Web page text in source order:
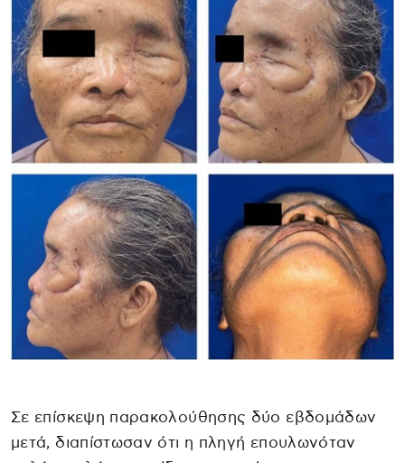
Σε επίσκεψη παρακολούθησης δύο εβδομάδων
μετά, διαπίστωσαν ότι η πληγή επουλωνόταν